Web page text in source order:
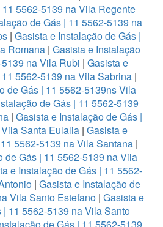
5562-5139 na Vila Regente
de Gás | 11 5562-5139 na
| Gasista e Instalação de Gás |
Romana | Gasista e Instalação
na Vila Rubi | Gasista e
5562-5139 na Vila Sabrina|
de Gás | 11 5562-5139ns Vila
de Gás | 11 5562-5139
| Gasista e Instalação de Gás |
Santa Eulalia | Gasista e
5562-5139 na Vila Santana|
de Gás | 11 5562-5139 na Vila
e Instalação de Gás | 11 5562-
| Gasista e Instalação de
Vila Santo Estefano | Gasista e
| 11 5562-5139 na Vila Santo